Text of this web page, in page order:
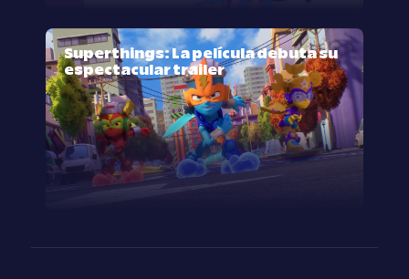
Superthings: La película debuta su
espectacular trailer